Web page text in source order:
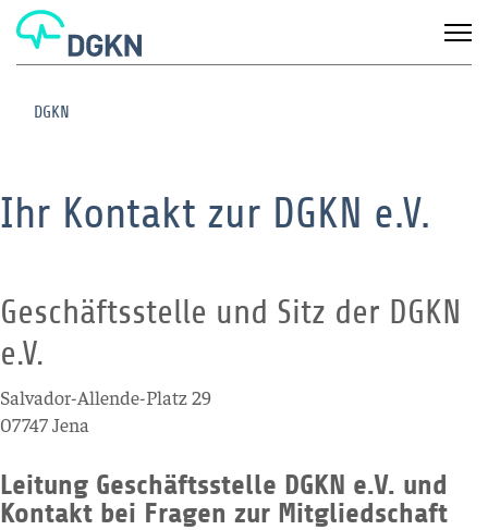
DGKN
Ihr Kontakt zur DGKN e.V.
Geschäftsstelle und Sitz der DGKN
e.V.
Salvador-Allende-Platz 29
07747 Jena
Leitung Geschäftsstelle DGKN e.V. und
Kontakt bei Fragen zur Mitgliedschaft